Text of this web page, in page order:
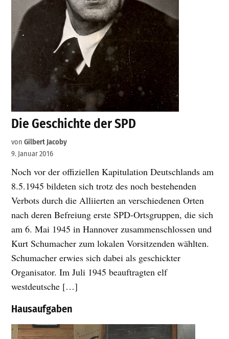
Die Geschichte der SPD
von Gilbert Jacoby
9. Januar 2016
Noch vor der offiziellen Kapitulation Deutschlands am
8.5.1945 bildeten sich trotz des noch bestehenden
Verbots durch die Alliierten an verschiedenen Orten
nach deren Befreiung erste SPD-Ortsgruppen, die sich
am 6. Mai 1945 in Hannover zusammenschlossen und
Kurt Schumacher zum lokalen Vorsitzenden wählten.
Schumacher erwies sich dabei als geschickter
Organisator. Im Juli 1945 beauftragten elf
westdeutsche […]
Hausaufgaben